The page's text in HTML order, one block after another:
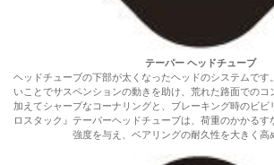
テーパー ヘッドチューブ
ヘッドチューブの下部が太くなったヘッドのシステムです
いことでサスペンションの動きを助け、荒れた路面でのコ
加えてシャープなコーナリングと、ブレーキング時のビビ
ロスタック』テーパーヘッドチューブは、荷重のかかるす
強度を与え、ベアリングの耐久性を大きく高